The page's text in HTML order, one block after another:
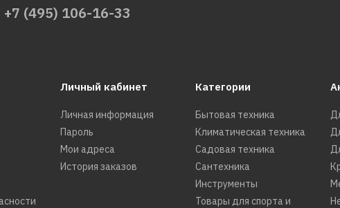
+7 (495) 106-16-33
Личный кабинет
Личная информация
Пароль
Мои адреса
История заказов
Категории
Бытовая техника
Климатическая техника
Садовая техника
Сантехника
Инструменты
Товары для спорта и